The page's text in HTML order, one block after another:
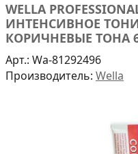
WELLA
ИНТЕНСИВНОЕ
КОРИЧНЕВЫЕ ТОНА
Арт.: Wa-81292496
Производитель: Wella